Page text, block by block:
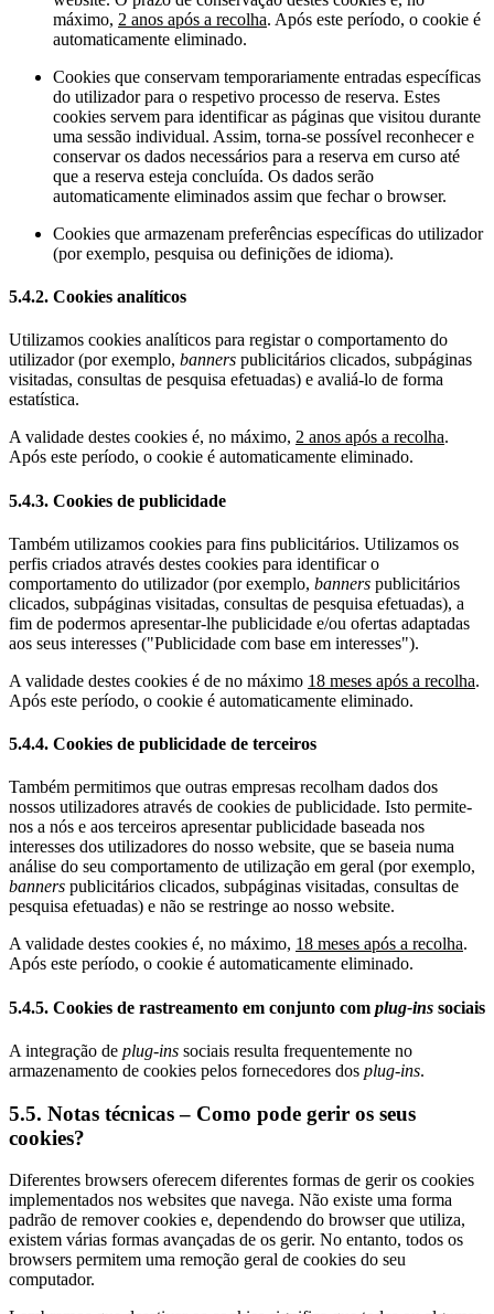
máximo, 2 anos após a recolha. Após este período, o cookie é
automaticamente eliminado.
Cookies que conservam temporariamente entradas específicas
do utilizador para o respetivo processo de reserva. Estes
cookies servem para identificar as páginas que visitou durante
uma sessão individual. Assim, torna-se possível reconhecer e
conservar os dados necessários para a reserva em curso até
que a reserva esteja concluída. Os dados serão
automaticamente eliminados assim que fechar o browser.
Cookies que armazenam preferências específicas do utilizador
(por exemplo, pesquisa ou definições de idioma).
5.4.2. Cookies analíticos
Utilizamos cookies analíticos para registar o comportamento do
utilizador (por exemplo, banners publicitários clicados, subpáginas
visitadas, consultas de pesquisa efetuadas) e avaliá-lo de forma
estatística.
A validade destes cookies é, no máximo, 2 anos após a recolha.
Após este período, o cookie é automaticamente eliminado.
5.4.3. Cookies de publicidade
Também utilizamos cookies para fins publicitários. Utilizamos os
perfis criados através destes cookies para identificar o
comportamento do utilizador (por exemplo, banners publicitários
clicados, subpáginas visitadas, consultas de pesquisa efetuadas), a
fim de podermos apresentar-lhe publicidade e/ou ofertas adaptadas
aos seus interesses ("Publicidade com base em interesses").
A validade destes cookies é de no máximo 18 meses após a recolha.
Após este período, o cookie é automaticamente eliminado.
5.4.4. Cookies de publicidade de terceiros
Também permitimos que outras empresas recolham dados dos
nossos utilizadores através de cookies de publicidade. Isto permite-
nos a nós e aos terceiros apresentar publicidade baseada nos
interesses dos utilizadores do nosso website, que se baseia numa
análise do seu comportamento de utilização em geral (por exemplo,
banners publicitários clicados, subpáginas visitadas, consultas de
pesquisa efetuadas) e não se restringe ao nosso website.
A validade destes cookies é, no máximo, 18 meses após a recolha.
Após este período, o cookie é automaticamente eliminado.
5.4.5. Cookies de rastreamento em conjunto com plug-ins sociais
A integração de plug-ins sociais resulta frequentemente no
armazenamento de cookies pelos fornecedores dos plug-ins.
5.5. Notas técnicas – Como pode gerir os seus
cookies?
Diferentes browsers oferecem diferentes formas de gerir os cookies
implementados nos websites que navega. Não existe uma forma
padrão de remover cookies e, dependendo do browser que utiliza,
existem várias formas avançadas de os gerir. No entanto, todos os
browsers permitem uma remoção geral de cookies do seu
computador.